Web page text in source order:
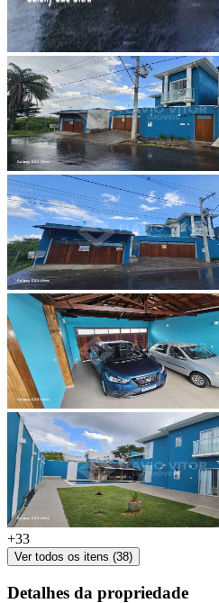
+33
Ver todos os itens (38)
Detalhes da propriedade